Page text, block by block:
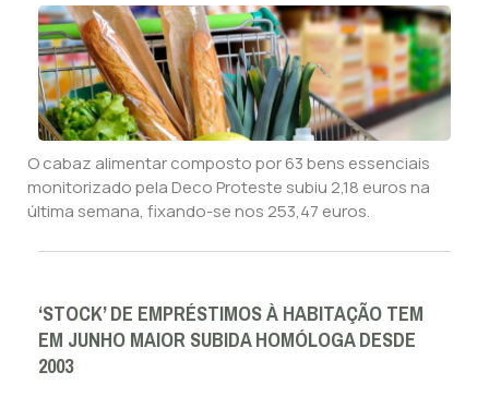
O cabaz alimentar composto por 63 bens essenciais
monitorizado pela Deco Proteste subiu 2,18 euros na
última semana, fixando-se nos 253,47 euros.
‘STOCK’ DE EMPRÉSTIMOS À HABITAÇÃO TEM
EM JUNHO MAIOR SUBIDA HOMÓLOGA DESDE
2003